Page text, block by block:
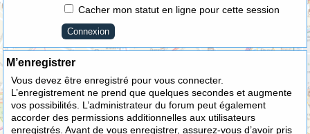
Cacher mon statut en ligne pour cette session
M’enregistrer
Vous devez être enregistré pour vous connecter.
L’enregistrement ne prend que quelques secondes et augmente
vos possibilités. L’administrateur du forum peut également
accorder des permissions additionnelles aux utilisateurs
enregistrés. Avant de vous enregistrer, assurez-vous d’avoir pris